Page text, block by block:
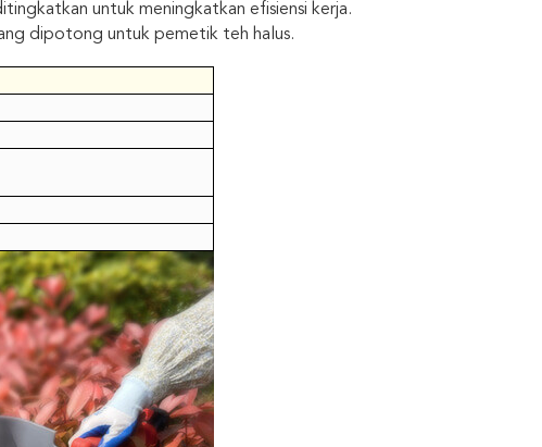
untuk meningkatkan efisiensi kerja.
dipotong untuk pemetik teh halus.